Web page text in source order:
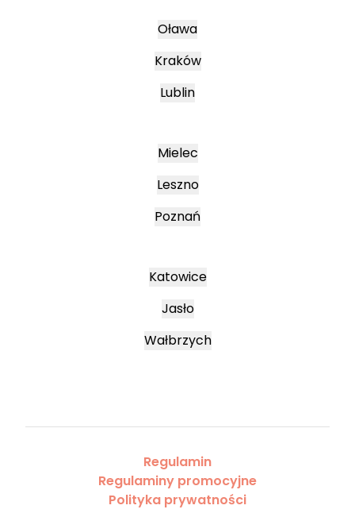
Oława
Kraków
Lublin
Mielec
Leszno
Poznań
Katowice
Jasło
Wałbrzych
Regulamin
Regulaminy promocyjne
Polityka prywatności